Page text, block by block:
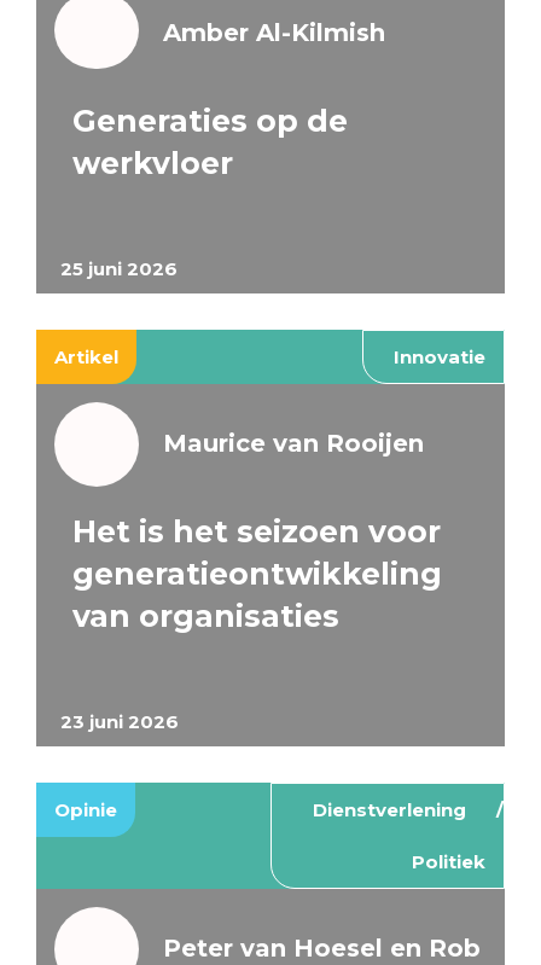
25 juni 2026
Amber Al-Kilmish
Generaties op de
werkvloer
Artikel Innovatie
23 juni 2026
Maurice van Rooijen
Het is het seizoen voor
generatieontwikkeling
van organisaties
Opinie Dienstverlening
Politiek
Peter van Hoesel en Rob